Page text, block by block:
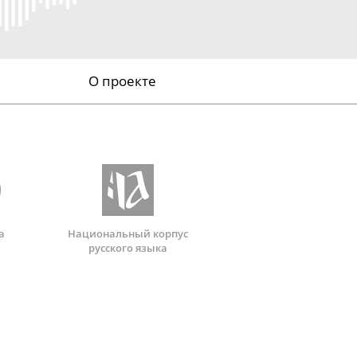
О проекте
Национальный корпус
русского языка